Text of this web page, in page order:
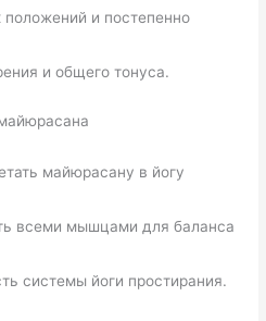
и постепенно
и общего тонуса.
майюрасану в йогу
всеми мышцами для баланса
системы йоги простирания.